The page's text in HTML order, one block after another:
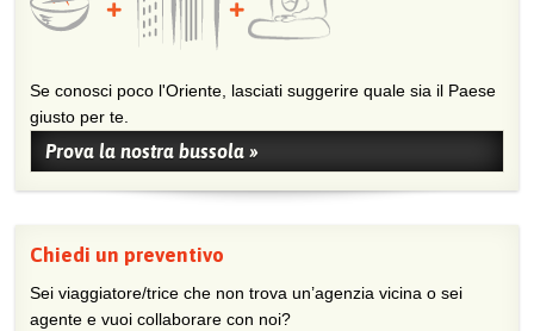
Se conosci poco l'Oriente, lasciati suggerire quale sia il Paese
giusto per te.
Prova la nostra bussola »
Chiedi un preventivo
Sei viaggiatore/trice che non trova un’agenzia vicina o sei
agente e vuoi collaborare con noi?